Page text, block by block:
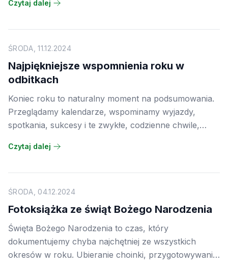
sposobów na zebranie ich w jednym miejscu jest
właśnie za nami.
Czytaj dalej
ŚRODA, 11.12.2024
Najpiękniejsze wspomnienia roku w
odbitkach
Koniec roku to naturalny moment na podsumowania.
Przeglądamy kalendarze, wspominamy wyjazdy,
spotkania, sukcesy i te zwykłe, codzienne chwile,
mamy uwiecznioną na zdjęciach w telefonie, gdzie
przypominały o tym, jak bogaty i piękny był mijający
rok.
Czytaj dalej
ŚRODA, 04.12.2024
Fotoksiążka ze świąt Bożego Narodzenia
Święta Bożego Narodzenia to czas, który
dokumentujemy chyba najchętniej ze wszystkich
okresów w roku. Ubieranie choinki, przygotowywanie